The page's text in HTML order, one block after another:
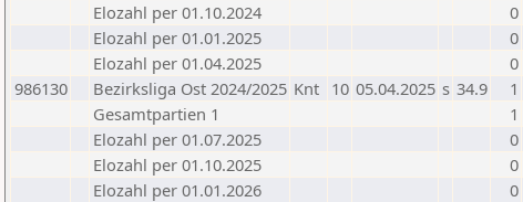
Elozahl per 01.10.2024
0
Elozahl per 01.01.2025
0
Elozahl per 01.04.2025
0
986130
Bezirksliga Ost 2024/2025 Knt 10 05.04.2025 s 34.9 1
Gesamtpartien 1
1
Elozahl per 01.07.2025
0
Elozahl per 01.10.2025
0
Elozahl per 01.01.2026
0